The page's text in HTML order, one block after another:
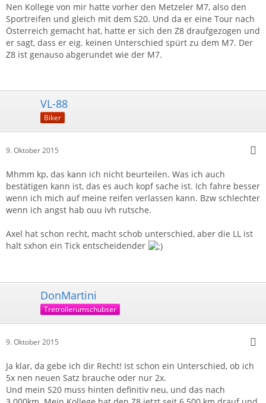
Nen Kollege von mir hatte vorher den Metzeler M7, also den
Sportreifen und gleich mit dem S20. Und da er eine Tour nach
Österreich gemacht hat, hatte er sich den Z8 draufgezogen und
er sagt, dass er eig. keinen Unterschied spürt zu dem M7. Der
Z8 ist genauso abgerundet wie der M7.
VL-88
Biker
9. Oktober 2015
Mhmm kp, das kann ich nicht beurteilen. Was ich auch
bestätigen kann ist, das es auch kopf sache ist. Ich fahre besser
wenn ich mich auf meine reifen verlassen kann. Bzw schlechter
wenn ich angst hab ouu ivh rutsche.
Axel hat schon recht, macht schob unterschied, aber die LL ist
halt sxhon ein Tick entscheidender
DonMartini
Tretrollerumschubser
9. Oktober 2015
Ja klar, da gebe ich dir Recht! Ist schon ein Unterschied, ob ich
5x nen neuen Satz brauche oder nur 2x.
Und mein S20 muss hinten definitiv neu, und das nach